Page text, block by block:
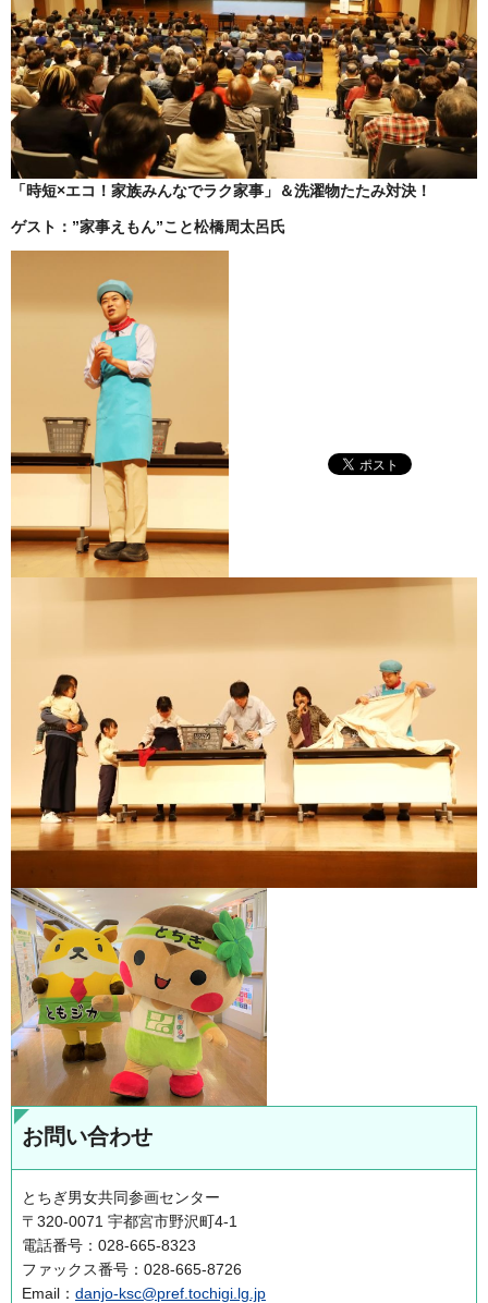
「時短×エコ！家族みんなでラク家事」＆洗濯物たたみ対決！
ゲスト：”家事えもん”こと松橋周太呂氏
お問い合わせ
とちぎ男女共同参画センター
〒320-0071 宇都宮市野沢町4-1
電話番号：028-665-8323
ファックス番号：028-665-8726
Email： danjo-ksc@pref.tochigi.lg.jp